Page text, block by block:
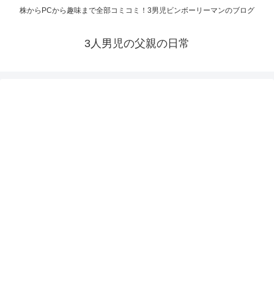
株からPCから趣味まで全部コミコミ！3男児ビンボーリーマンのブログ
3人男児の父親の日常